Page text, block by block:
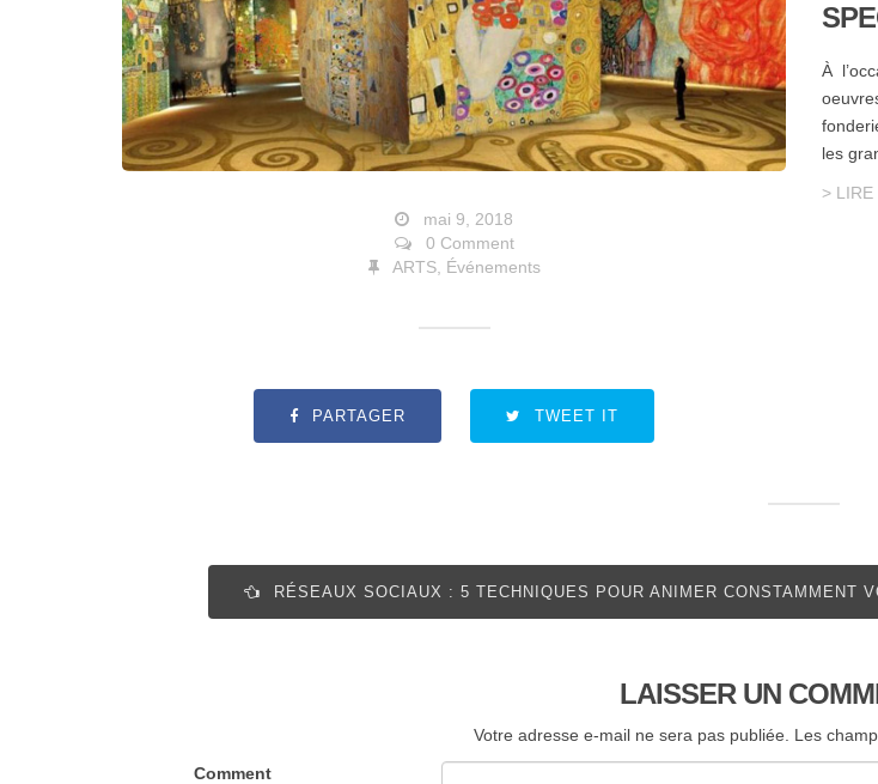
mai 9, 2018
0 Comment
ARTS, Événements
PARTAGER TWEET IT
À
les
> LIRE
RÉSEAUX SOCIAUX : 5 TECHNIQUES POUR ANIMER CONSTAMMENT
LAISSER UN
Votre adresse e-mail ne sera pas publiée. Les
Comment